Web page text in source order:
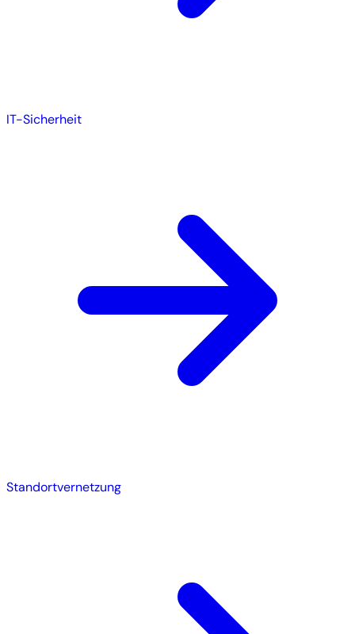
IT-Sicherheit
Standortvernetzung